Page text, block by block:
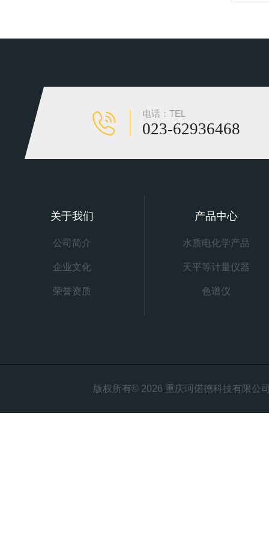
电话：TEL
023-62936468
关于我们
公司简介
企业文化
荣誉资质
产品中心
水质电化学产品
天平等计量仪器
色谱仪
版权所有© 2026 重庆珂偌德科技有限